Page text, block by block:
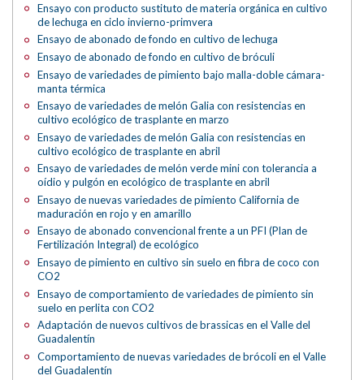
Ensayo con producto sustituto de materia orgánica en cultivo
de lechuga en ciclo invierno-primvera
Ensayo de abonado de fondo en cultivo de lechuga
Ensayo de abonado de fondo en cultivo de bróculi
Ensayo de variedades de pimiento bajo malla-doble cámara-
manta térmica
Ensayo de variedades de melón Galia con resistencias en
cultivo ecológico de trasplante en marzo
Ensayo de variedades de melón Galia con resistencias en
cultivo ecológico de trasplante en abril
Ensayo de variedades de melón verde mini con tolerancia a
oídio y pulgón en ecológico de trasplante en abril
Ensayo de nuevas variedades de pimiento California de
maduración en rojo y en amarillo
Ensayo de abonado convencional frente a un PFI (Plan de
Fertilización Integral) de ecológico
Ensayo de pimiento en cultivo sin suelo en fibra de coco con
CO2
Ensayo de comportamiento de variedades de pimiento sin
suelo en perlita con CO2
Adaptación de nuevos cultivos de brassicas en el Valle del
Guadalentín
Comportamiento de nuevas variedades de brócoli en el Valle
del Guadalentín